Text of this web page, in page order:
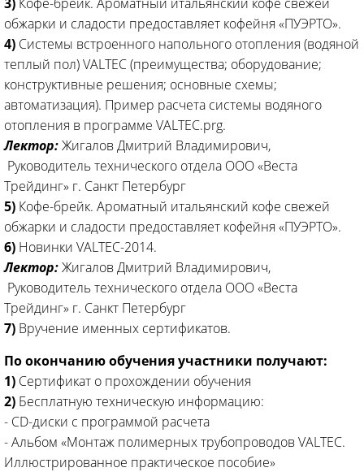
обжарки и сладости предоставляет кофейня «ПУЭРТО».
4) Системы встроенного напольного отопления (водяной
теплый пол) VALTEC (преимущества; оборудование;
конструктивные решения; основные схемы;
автоматизация). Пример расчета системы водяного
отопления в программе VALTEC.prg.
Лектор:Жигалов Дмитрий Владимирович,
Руководитель технического отдела ООО «Веста
Трейдинг» г. Санкт Петербург
5) Кофе-брейк. Ароматный итальянский кофе свежей
обжарки и сладости предоставляет кофейня «ПУЭРТО».
6) Новинки VALTEC-2014.
Лектор:Жигалов Дмитрий Владимирович,
Руководитель технического отдела ООО «Веста
Трейдинг» г. Санкт Петербург
7) Вручение именных сертификатов.
По окончанию обучения участники получают:
1) Сертификат о прохождении обучения
2) Бесплатную техническую информацию:
- CD-диски с программой расчета
- Альбом «Монтаж полимерных трубопроводов VALTEC.
Иллюстрированное практическое пособие»